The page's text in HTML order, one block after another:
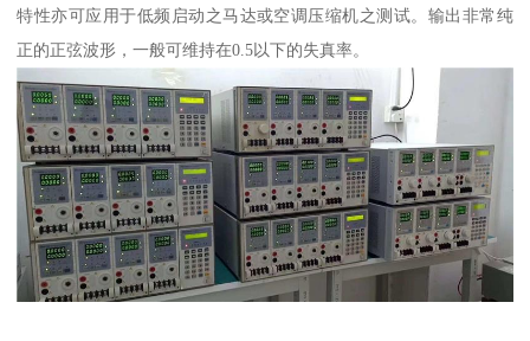
特性亦可应用于低频启动之马达或空调压缩机之测试。输出非常纯
正的正弦波形，一般可维持在0.5以下的失真率。